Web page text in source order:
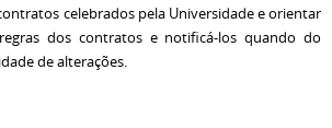
celebrados pela Universidade e orientar
dos contratos e notificá-los quando do
de alterações.